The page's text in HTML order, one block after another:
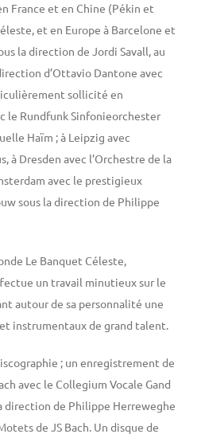
France et en Chine (Pékin et
et en Europe à Barcelone et
la direction de Jordi Savall, au
d’Ottavio Dantone avec
sollicité en
le Rundfunk Sinfonieorchester
Haïm ; à Leipzig avec
à Dresden avec l’Orchestre de la
avec le prestigieux
sous la direction de Philippe
Le Banquet Céleste,
un travail minutieux sur le
autour de sa personnalité une
instrumentaux de grand talent.
; un enregistrement de
avec le Collegium Vocale Gand
direction de Philippe Herreweghe
de JS Bach. Un disque de